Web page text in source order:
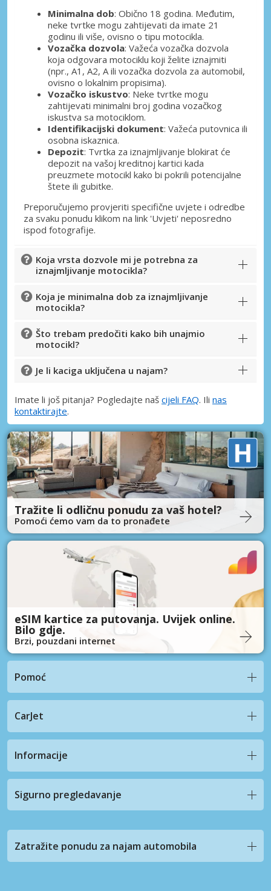
Posebni popusti
Pristupite ekskluzivnim ponudama naših
dobavljača
Prijava putem eLinka
Minimalna dob: Obično 18 godina. Međutim,
neke tvrtke mogu zahtijevati da imate 21
godinu ili više, ovisno o tipu motocikla.
Vozačka dozvola: Važeća vozačka dozvola
koja odgovara motociklu koji želite iznajmiti
(npr., A1, A2, A ili vozačka dozvola za automobil,
ovisno o lokalnim propisima).
Vozačko iskustvo: Neke tvrtke mogu
zahtijevati minimalni broj godina vozačkog
iskustva sa motociklom.
Identifikacijski dokument: Važeća putovnica ili
osobna iskaznica.
Depozit: Tvrtka za iznajmljivanje blokirat će
depozit na vašoj kreditnoj kartici kada
preuzmete motocikl kako bi pokrili potencijalne
štete ili gubitke.
Preporučujemo provjeriti specifične uvjete i odredbe
za svaku ponudu klikom na link 'Uvjeti' neposredno
ispod fotografije.
Koja vrsta dozvole mi je potrebna za
iznajmljivanje motocikla?
Koja je minimalna dob za iznajmljivanje
motocikla?
Što trebam predočiti kako bih unajmio
motocikl?
Je li kaciga uključena u najam?
Imate li još pitanja? Pogledajte naš cijeli FAQ. Ili nas
kontaktirajte.
Tražite li odličnu ponudu za vaš hotel?
Pomoći ćemo vam da to pronađete
eSIM kartice za putovanja. Uvijek online.
Bilo gdje.
Brzi, pouzdani internet
Pomoć
CarJet
Informacije
Sigurno pregledavanje
Zatražite ponudu za najam automobila